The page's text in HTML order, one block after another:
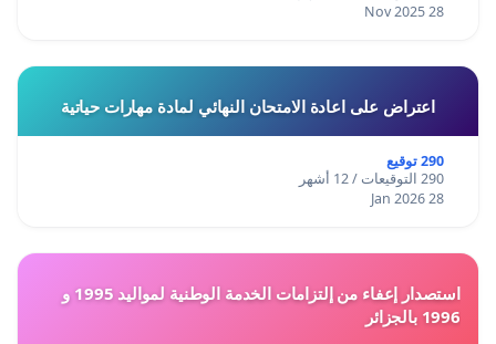
28 Nov 2025
اعتراض على اعادة الامتحان النهائي لمادة مهارات حياتية
290 توقيع
290 التوقيعات / 12 أشهر
28 Jan 2026
استصدار إعفاء من إلتزامات الخدمة الوطنية لمواليد 1995 و
1996 بالجزائر